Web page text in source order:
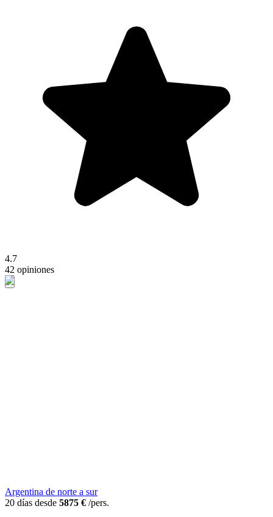
4.7
42 opiniones
Argentina de norte a sur
20 días desde 5875 € /pers.